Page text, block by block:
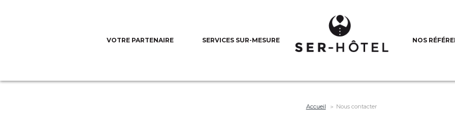
VOTRE PARTENAIRE SERVICES SUR-MESURE NOS
Accueil Nous contacter